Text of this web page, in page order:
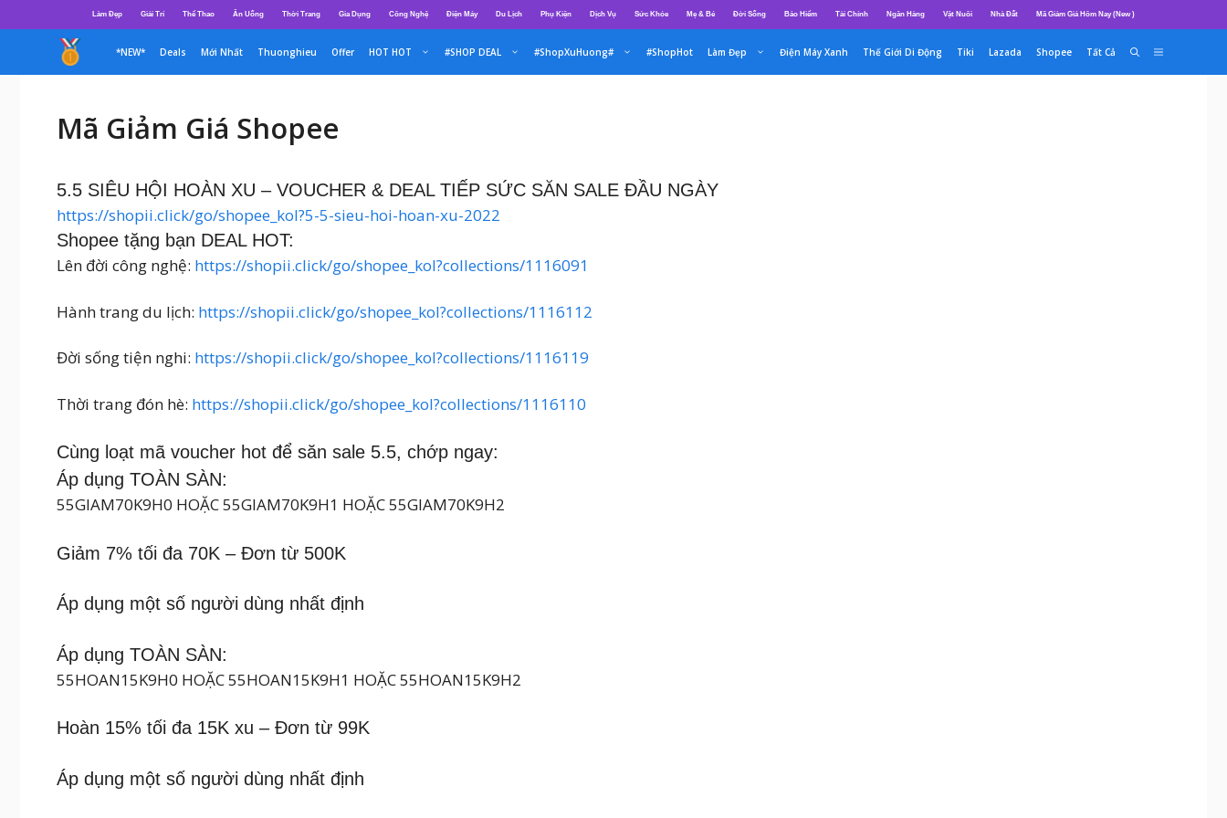
đến
dung
Làm Đẹp Giải Trí Thể Thao Ăn Uống Thời Trang Gia Dụng Công Nghệ Điện Máy Du Lịch Phụ Kiện Dịch Vụ Sức Khỏe Mẹ & Bé Đời Sống Bảo Hiểm Tài Chính Ngân Hàng Vật Nuôi Nhà Đất Mã Giảm Giá Hôm Nay (New )
*NEW* Deals Mới Nhất Thuonghieu Offer HOT HOT #SHOP DEAL #ShopXuHuong# #ShopHot Làm Đẹp Điện Máy Xanh Thế Giới Di Động Tiki Lazada Shopee Tất Cả
Mã Giảm Giá Shopee
5.5 SIÊU HỘI HOÀN XU – VOUCHER & DEAL TIẾP SỨC SĂN SALE ĐẦU NGÀY
https://shopii.click/go/shopee_kol?5-5-sieu-hoi-hoan-xu-2022
Shopee tặng bạn DEAL HOT:
Lên đời công nghệ: https://shopii.click/go/shopee_kol?collections/1116091
Hành trang du lịch: https://shopii.click/go/shopee_kol?collections/1116112
Đời sống tiện nghi: https://shopii.click/go/shopee_kol?collections/1116119
Thời trang đón hè: https://shopii.click/go/shopee_kol?collections/1116110
Cùng loạt mã voucher hot để săn sale 5.5, chớp ngay:
Áp dụng TOÀN SÀN:
55GIAM70K9H0 HOẶC 55GIAM70K9H1 HOẶC 55GIAM70K9H2
Giảm 7% tối đa 70K – Đơn từ 500K
Áp dụng một số người dùng nhất định
Áp dụng TOÀN SÀN:
55HOAN15K9H0 HOẶC 55HOAN15K9H1 HOẶC 55HOAN15K9H2
Hoàn 15% tối đa 15K xu – Đơn từ 99K
Áp dụng một số người dùng nhất định